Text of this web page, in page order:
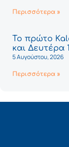
Περισσότερα »
Το πρώτο
και Δευτέρα
5 Αυγούστου, 2026
Περισσότερα »